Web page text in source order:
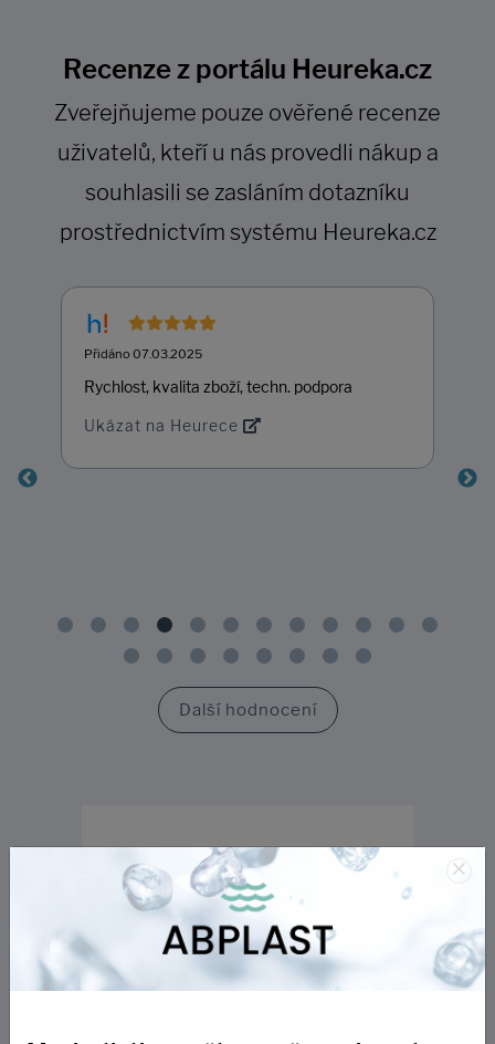
Recenze z portálu Heureka.cz
Zveřejňujeme pouze ověřené recenze
uživatelů, kteří u nás provedli nákup a
souhlasili se zasláním dotazníku
prostřednictvím systému Heureka.cz
Přidáno 07.03.2025
Rychlost, kvalita zboží, techn. podpora
Ukázat na Heurece
Další hodnocení
×